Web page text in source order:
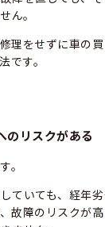
ん。
理をせずに車の
です。
のリスクがある
。
ていても、経年
故障のリスクが